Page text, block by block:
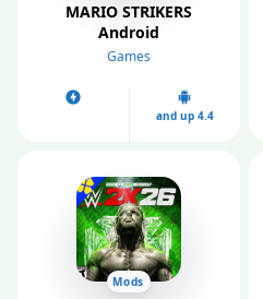
MARIO STRIKERS
Android
Games
4.4 and up
Mods